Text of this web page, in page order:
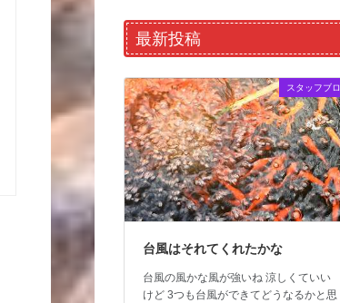
最新投稿
スタッフブ
台風はそれてくれたかな
台風の風かな風が強いね 涼しくていい
けど 3つも台風ができてどうなるかと思